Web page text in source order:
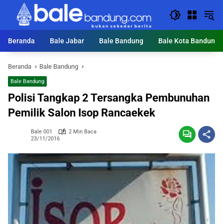
Langsung
konten
Beranda
Bale Jabar Bale Bandung Bale Kota Bandung
Beranda Bale Bandung
Bale Bandung
Polisi Tangkap 2 Tersangka Pembunuhan
Pemilik Salon Isop Rancaekek
Bale 001
2 Min Baca
23/11/2016